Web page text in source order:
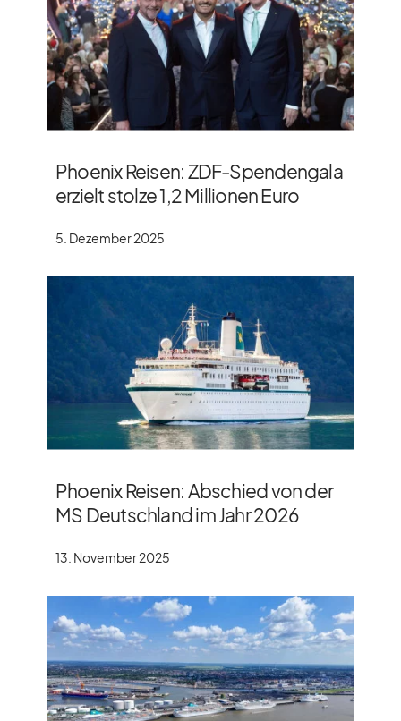
Phoenix Reisen: ZDF-Spendengala
erzielt stolze 1,2 Millionen Euro
5. Dezember 2025
Phoenix Reisen: Abschied von der
MS Deutschland im Jahr 2026
13. November 2025